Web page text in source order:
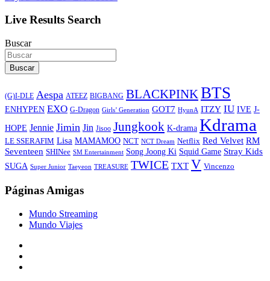
Live Results Search
Buscar
Buscar
(G)I-DLE Aespa ATEEZ BIGBANG BLACKPINKBTS
ENHYPEN EXO G-Dragon Girls’ Generation GOT7 HyunA ITZY IU IVE J-
HOPE Jennie Jimin Jin Jisoo Jungkook K-drama Kdrama
LE SSERAFIM Lisa MAMAMOO NCT NCT Dream Netflix Red Velvet RM
Seventeen SHINee SM Entertainment Song Joong Ki Squid Game Stray Kids
SUGA Super Junior Taeyeon TREASURE TWICE TXT V Vincenzo
Páginas Amigas
Mundo Streaming
Mundo Viajes